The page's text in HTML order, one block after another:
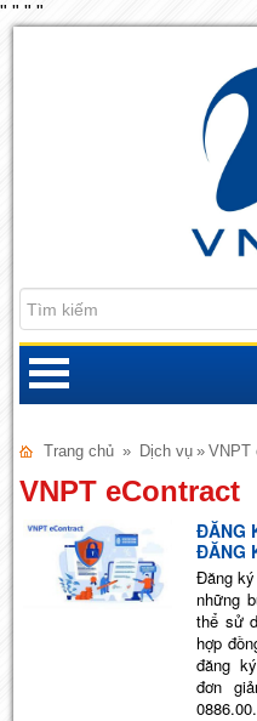
" " " "
Trang chủ » Dịch vụ » VNPT
VNPT eContract
ĐĂNG
ĐĂNG
Đăng
những
thể sử
hợp
đăng
đơn